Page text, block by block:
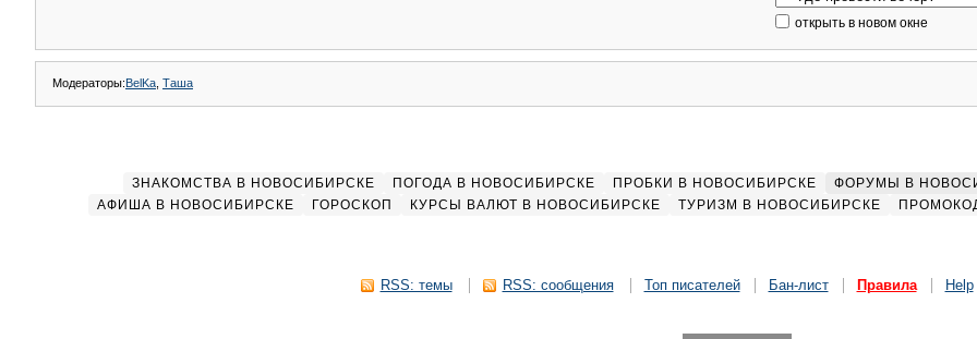
открыть в новом окне
Модераторы:BelKa Таша
ЗНАКОМСТВА В НОВОСИБИРСКЕ ПОГОДА В НОВОСИБИРСКЕ ПРОБКИ В НОВОСИБИРСКЕ ФОРУМЫ В
АФИША В НОВОСИБИРСКЕ
ГОРОСКОП КУРСЫ ВАЛЮТ В НОВОСИБИРСКЕ ТУРИЗМ В НОВОСИБИРСКЕ
RSS: темы RSS: сообщения Топ писателей Бан-лист Правила Help